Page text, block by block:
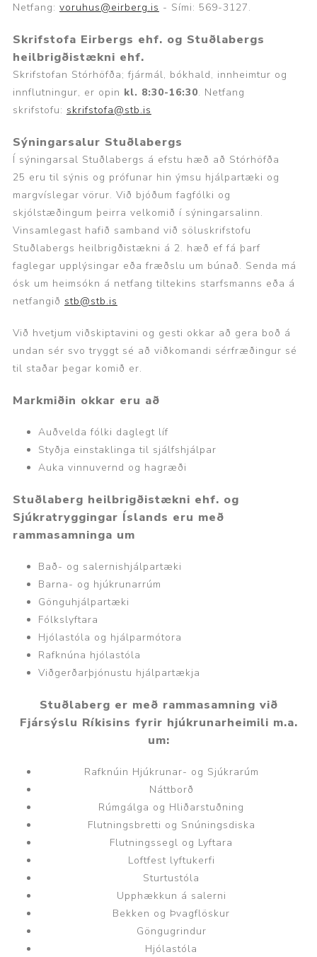
Netfang: voruhus@eirberg.is - Sími: 569-3127.
Skrifstofa Eirbergs ehf. og Stuðlabergs
heilbrigðistækni ehf.
Skrifstofan Stórhöfða; fjármál, bókhald, innheimtur og
innflutningur, er opin kl. 8:30-16:30. Netfang
skrifstofu: skrifstofa@stb.is
Sýningarsalur Stuðlabergs
Í sýningarsal Stuðlabergs á efstu hæð að Stórhöfða
25 eru til sýnis og prófunar hin ýmsu hjálpartæki og
margvíslegar vörur. Við bjóðum fagfólki og
skjólstæðingum þeirra velkomið í sýningarsalinn.
Vinsamlegast hafið samband við söluskrifstofu
Stuðlabergs heilbrigðistækni á 2. hæð ef fá þarf
faglegar upplýsingar eða fræðslu um búnað. Senda má
ósk um heimsókn á netfang tiltekins starfsmanns eða á
netfangið stb@stb.is
Við hvetjum viðskiptavini og gesti okkar að gera boð á
undan sér svo tryggt sé að viðkomandi sérfræðingur sé
til staðar þegar komið er.
Markmiðin okkar eru að
Auðvelda fólki daglegt líf
Styðja einstaklinga til sjálfshjálpar
Auka vinnuvernd og hagræði
Stuðlaberg heilbrigðistækni ehf. og
Sjúkratryggingar Íslands eru með
rammasamninga um
Bað- og salernishjálpartæki
Barna- og hjúkrunarrúm
Gönguhjálpartæki
Fólkslyftara
Hjólastóla og hjálparmótora
Rafknúna hjólastóla
Viðgerðarþjónustu hjálpartækja
Stuðlaberg er með rammasamning við
Fjársýslu Ríkisins fyrir hjúkrunarheimili m.a.
um:
Rafknúin Hjúkrunar- og Sjúkrarúm
Náttborð
Rúmgálga og Hliðarstuðning
Flutningsbretti og Snúningsdiska
Flutningssegl og Lyftara
Loftfest lyftukerfi
Sturtustóla
Upphækkun á salerni
Bekken og Þvagflöskur
Göngugrindur
Hjólastóla